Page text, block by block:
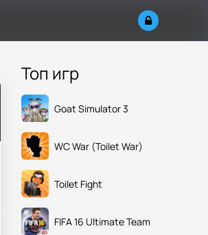
Топ игр
Goat Simulator 3
WC War (Toilet War)
Toilet Fight
FIFA 16 Ultimate Team